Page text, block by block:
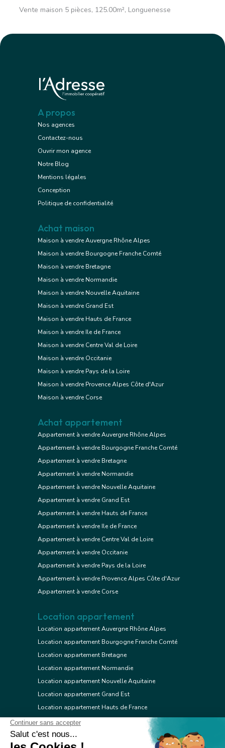
Vente maison 5 pièces, 125.00m², Longuenesse
A propos
Nos agences
Contactez-nous
Ouvrir mon agence
Notre Blog
Mentions légales
Conception
Politique de confidentialité
Achat maison
Maison à vendre Auvergne Rhône Alpes
Maison à vendre Bourgogne Franche Comté
Maison à vendre Bretagne
Maison à vendre Normandie
Maison à vendre Nouvelle Aquitaine
Maison à vendre Grand Est
Maison à vendre Hauts de France
Maison à vendre Ile de France
Maison à vendre Centre Val de Loire
Maison à vendre Occitanie
Maison à vendre Pays de la Loire
Maison à vendre Provence Alpes Côte d'Azur
Maison à vendre Corse
Achat appartement
Appartement à vendre Auvergne Rhône Alpes
Appartement à vendre Bourgogne Franche Comté
Appartement à vendre Bretagne
Appartement à vendre Normandie
Appartement à vendre Nouvelle Aquitaine
Appartement à vendre Grand Est
Appartement à vendre Hauts de France
Appartement à vendre Ile de France
Appartement à vendre Centre Val de Loire
Appartement à vendre Occitanie
Appartement à vendre Pays de la Loire
Appartement à vendre Provence Alpes Côte d'Azur
Appartement à vendre Corse
Location appartement
Location appartement Auvergne Rhône Alpes
Location appartement Bourgogne Franche Comté
Location appartement Bretagne
Location appartement Normandie
Location appartement Nouvelle Aquitaine
Location appartement Grand Est
Location appartement Hauts de France
Location appartement Ile de France
Location appartement Centre Val de Loire